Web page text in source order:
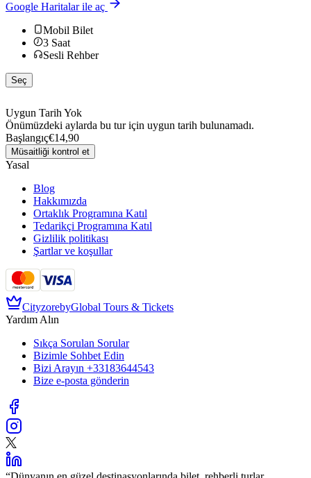
Google Haritalar ile aç
Mobil Bilet
3 Saat
Sesli Rehber
Seç
Uygun Tarih Yok
Önümüzdeki aylarda bu tur için uygun tarih bulunamadı.
Başlangıç€14,90
Müsaitliği kontrol et
Yasal
Blog
Hakkımızda
Ortaklık Programına Katıl
Tedarikçi Programına Katıl
Gizlilik politikası
Şartlar ve koşullar
CityzorebyGlobal Tours & Tickets
Yardım Alın
Sıkça Sorulan Sorular
Bizimle Sohbet Edin
Bizi Arayın +33183644543
Bize e-posta gönderin